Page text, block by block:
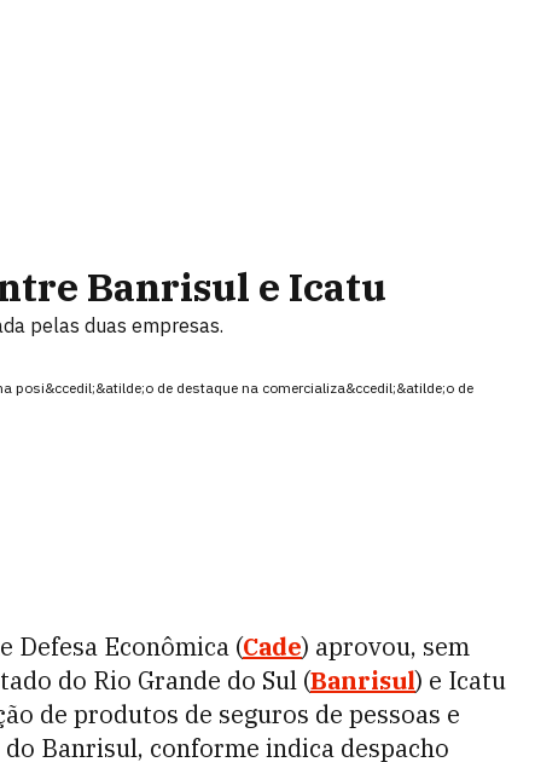
Banrisul e Icatu
pelas duas empresas.
posi&ccedil;&atilde;o de destaque na comercializa&ccedil;&atilde;o de
Defesa Econômica (Cade) aprovou, sem
do Rio Grande do Sul (Banrisul) e Icatu
de produtos de seguros de pessoas e
Banrisul, conforme indica despacho